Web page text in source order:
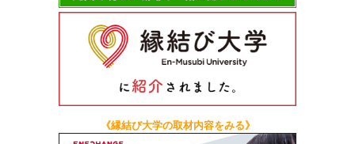
《縁結び大学の取材内容をみる》